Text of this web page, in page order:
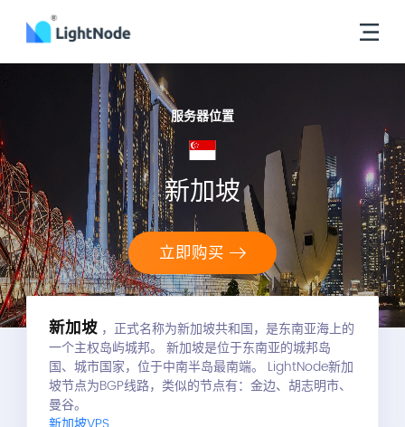
服务器位置
新加坡
立即购买
新加坡 ，正式名称为新加坡共和国，是东南亚海上的
一个主权岛屿城邦。 新加坡是位于东南亚的城邦岛
国、城市国家，位于中南半岛最南端。 LightNode新加
坡节点为BGP线路，类似的节点有：金边、胡志明市、
曼谷。